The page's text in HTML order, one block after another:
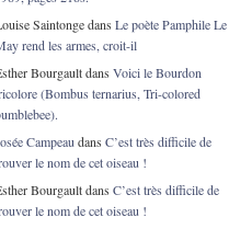
Saintongedans Le poète Pamphile Le
rend les armes, croit-il
Bourgaultdans Voici le Bourdon
(Bombus ternarius, Tri-colored
Campeau dans C’est très difficile de
le nom de cet oiseau !
Bourgaultdans C’est très difficile de
le nom de cet oiseau !